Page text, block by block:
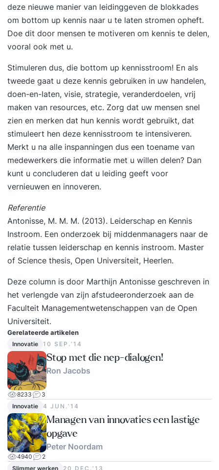
Koedam staat bekend als de toonaangevende
opleider met individuele coaching voor mensen
die continu willen blijven ontwikkelen. Je stelt
samen met ons persoonlijke leerdoelen op, werkt
oefeningen uit. Door jouw eigen
praktijkvoorbeelden in te brengen, wordt de
opleiding direct toepasbaar op jouw
werkomgeving. We bieden deze opleiding aan op
14 verschillende locaties in Nederland. Bij al onze
opleidingen ontvang je persoonlijke coaching van
onze docenten. Voor wie? Deze opleiding is
bedoeld voor informatiemanagers en -
medewerkers en iedereen die meer inzicht
wensen in het vakgebied informatiemanagement.
Vooropleiding Deze opleiding op hbo-niveau is
door iedereen te volgen, want wij stellen geen
specifieke eisen gesteld aan jouw vooropleiding.
Als je hier vragen over hebt, dan kun je contact
opnemen met onze afdeling advies &
vraagt ongeveer 3 tot 5 uur studievoorbereiding
van jou. Als je kiest voor de dagopleiding, dan
worden er twee studielessen behandeld. Tijdens
de avondopleiding wordt er één studieles
behandeld. Leerdoelen heb je inzicht in
bestuurlijke informatie weet je hoe je
informatiebeleid kunt opstellen heb je inzicht in
informatieplanning kun je interne audits uitvoeren
heb je inzicht in de informatie uit
bedrijfsprocessen ben je in staat om
georganiseerd te verbeteren kun je een
informatiesysteem opzetten ben je in staat om
effectief gegevens te verzamelen Programma
Tijdens deze hbo-opleiding komen de volgende
deze nieuwe manier van leidinggeven de blokkades
om bottom up kennis naar u te laten stromen opheft.
Doe dit door mensen te motiveren om kennis te delen,
vooral ook met u.
Stimuleren dus, die bottom up kennisstroom! En als
tweede gaat u deze kennis gebruiken in uw handelen,
doen-en-laten, visie, strategie, veranderdoelen, vrij
maken van resources, etc. Zorg dat uw mensen snel
zien en merken dat hun kennis wordt gebruikt, dat
stimuleert hen deze kennisstroom te intensiveren.
Merkt u na alle inspanningen dus een toename van
medewerkers die informatie met u willen delen? Dan
kunt u concluderen dat u leiding geeft voor
vernieuwen en innoveren.
Referentie
Antonisse, M. M. M. (2013). Leiderschap en Kennis
Instroom. Een onderzoek bij middenmanagers naar de
relatie tussen leiderschap en kennis instroom. Master
of Science thesis, Open Universiteit, Heerlen.
Deze column is door Marthijn Antonisse geschreven in
het verlengde van zijn afstudeeronderzoek aan de
Faculteit Managementwetenschappen van de Open
Universiteit.
Gerelateerde artikelen
Innovatie 10 SEP.‘14
Stop met die nep-dialogen!
Ron Jacobs
8233
3
Innovatie
4 JUN.‘14
Managen van innovaties een lastige
opgave
Peter Noordam
4940
2
Slimmer werken
20 DEC.‘13